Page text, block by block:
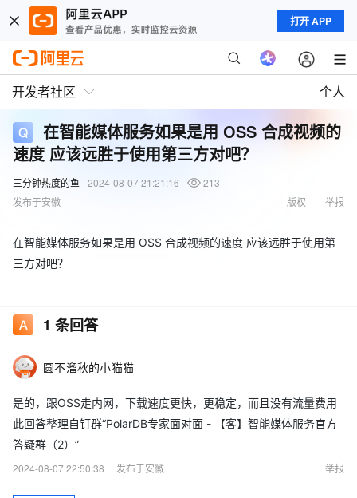
打开 APP
开发者社区 个人
在智能媒体服务如果是用 OSS 合成视频的
速度 应该远胜于使用第三方对吧？
三分钟热度的鱼 2024-08-07 21:21:16
213
发布于安徽
举报
版权
在智能媒体服务如果是用 OSS 合成视频的速度 应该远胜于使用第
三方对吧？
1 条回答
圆不溜秋的小猫猫
是的，跟OSS走内网，下载速度更快，更稳定，而且没有流量费用
此回答整理自钉群“PolarDB专家面对面 - 【客】智能媒体服务官方
答疑群（2）”
2024-08-07 22:50:38
发布于安徽 举报